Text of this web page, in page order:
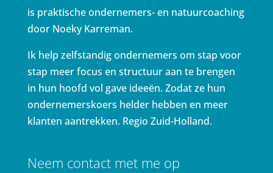
is praktische ondernemers- en natuurcoaching
door Noeky Karreman.
Ik help zelfstandig ondernemers om stap voor
stap meer focus en structuur aan te brengen
in hun hoofd vol gave ideeën. Zodat ze hun
ondernemerskoers helder hebben en meer
klanten aantrekken. Regio Zuid-Holland.
Neem contact met me op